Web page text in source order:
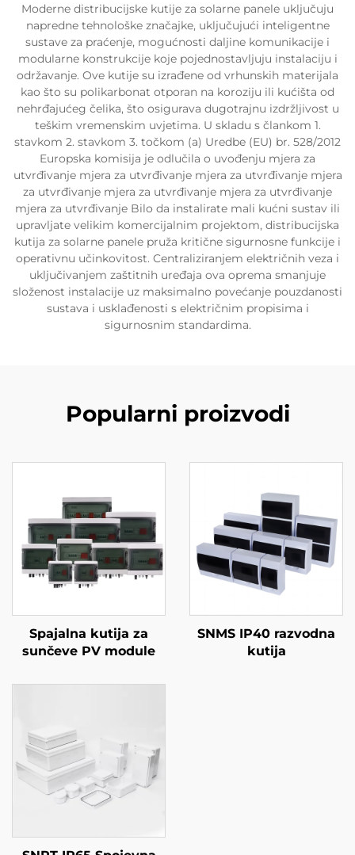
Moderne distribucijske kutije za solarne panele uključuju
napredne tehnološke značajke, uključujući inteligentne
sustave za praćenje, mogućnosti daljine komunikacije i
modularne konstrukcije koje pojednostavljuju instalaciju i
održavanje. Ove kutije su izrađene od vrhunskih materijala
kao što su polikarbonat otporan na koroziju ili kućišta od
nehrđajućeg čelika, što osigurava dugotrajnu izdržljivost u
teškim vremenskim uvjetima. U skladu s člankom 1.
stavkom 2. stavkom 3. točkom (a) Uredbe (EU) br. 528/2012
Europska komisija je odlučila o uvođenju mjera za
utvrđivanje mjera za utvrđivanje mjera za utvrđivanje mjera
za utvrđivanje mjera za utvrđivanje mjera za utvrđivanje
mjera za utvrđivanje Bilo da instalirate mali kućni sustav ili
upravljate velikim komercijalnim projektom, distribucijska
kutija za solarne panele pruža kritične sigurnosne funkcije i
operativnu učinkovitost. Centraliziranjem električnih veza i
uključivanjem zaštitnih uređaja ova oprema smanjuje
složenost instalacije uz maksimalno povećanje pouzdanosti
sustava i usklađenosti s električnim propisima i
sigurnosnim standardima.
Popularni proizvodi
Spajalna kutija za
sunčeve PV module
SNMS IP40 razvodna
kutija